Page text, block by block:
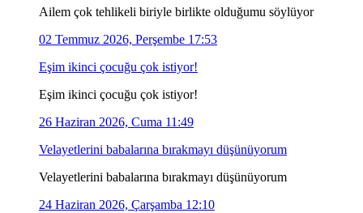
Ailem çok tehlikeli biriyle birlikte olduğumu söylüyor
02 Temmuz 2026, Perşembe 17:53
Eşim ikinci çocuğu çok istiyor!
Eşim ikinci çocuğu çok istiyor!
26 Haziran 2026, Cuma 11:49
Velayetlerini babalarına bırakmayı düşünüyorum
Velayetlerini babalarına bırakmayı düşünüyorum
24 Haziran 2026, Çarşamba 12:10